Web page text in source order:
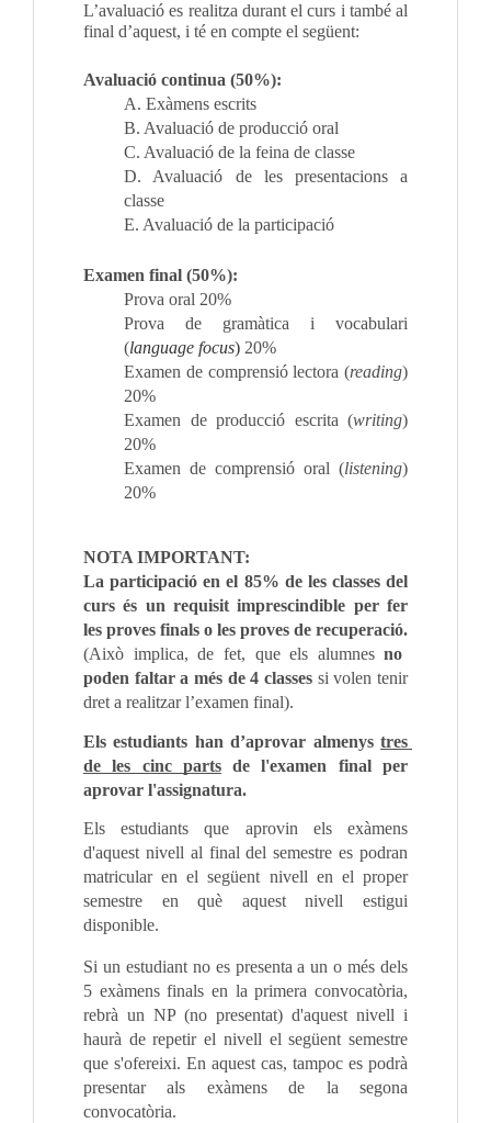
L’avaluació es realitza durant el curs i també al
final d’aquest, i té en compte el següent:
Avaluació continua (50%):
A. Exàmens escrits
B. Avaluació de producció oral
C. Avaluació de la feina de classe
D. Avaluació de les presentacions a
classe
E. Avaluació de la participació
Examen final (50%):
Prova oral 20%
Prova de gramàtica i vocabulari
(language focus) 20%
Examen de comprensió lectora (reading)
20%
Examen de producció escrita (writing)
20%
Examen de comprensió oral (listening)
20%
NOTA IMPORTANT:
La participació en el 85% de les classes del
curs és un requisit imprescindible per fer
les proves finals o les proves de recuperació.
(Això implica, de fet, que els alumnesno
poden faltar a més de 4 classes si volen tenir
dret a realitzar l’examen final).
Els estudiants han d’aprovar almenys tres
de les cinc parts de l'examen final per
aprovar l'assignatura.
Els estudiants que aprovin els exàmens
d'aquest nivell al final del semestre es podran
matricular en el següent nivell en el proper
semestre en què aquest nivell estigui
disponible.
Si un estudiant no es presenta a un o més dels
5 exàmens finals en la primera convocatòria,
rebrà un NP (no presentat) d'aquest nivell i
haurà de repetir el nivell el següent semestre
que s'ofereixi. En aquest cas, tampoc es podrà
presentar als exàmens de la segona
convocatòria.